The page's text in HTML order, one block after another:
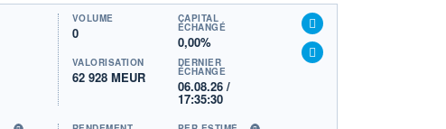
VOLUME
0
CAPITAL
ÉCHANGÉ
0,00%
VALORISATION
62 928 MEUR
DERNIER
ÉCHANGE
06.08.26 /
17:35:30